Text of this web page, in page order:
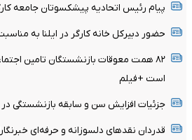
پیام رئیس اتحادیه پیشکسوتان جامعه
حضور دبیرکل خانه کارگر در ایلنا به
۸۲ همت معوقات بازنشستگان تامین
است +فیلم
جزئیات افزایش سن و سابقه بازنشستگی
قدردان نقدهای دلسوزانه و حرفه‌ای